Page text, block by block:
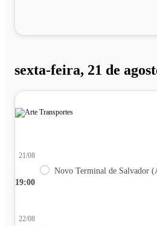
sexta-feira, 21 de
19:00
21/08
Novo Terminal de Salvador
22/08